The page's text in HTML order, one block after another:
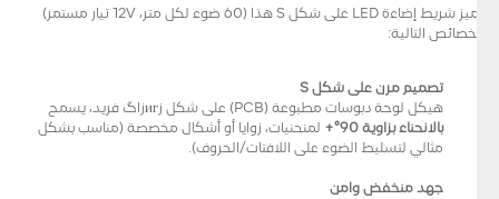
يتميز شريط إضاءة LED على شكل S هذا (60 ضوء لكل متر، 12V تيار مستمر)
بالخصائص التالية:
تصميم مرن على شكل S
هيكل لوحة دبوسات مطبوعة (PCB) على شكل زигزاگ فريد، يسمح
بالانحناء بزاوية 90°+
لمنحنيات، زوايا أو أشكال مخصصة (مناسب بشكل
مثالي لتسليط الضوء على اللافتات/الحروف).
جهد منخفض وآمن